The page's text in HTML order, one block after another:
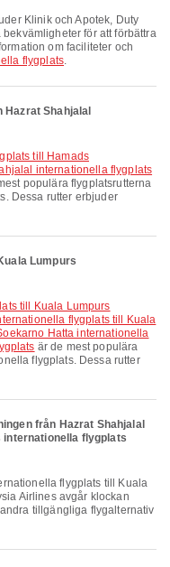
för att förbättra
om faciliteter och
flygplats.
Shahjalal
internationella flygplats
populära flygplatsrutterna
Dessa rutter erbjuder
Lumpurs
flygplats till Kuala
Hatta internationella
är de mest populära
flygplats. Dessa rutter
från Hazrat Shahjalal
flygplats
Airlines avgår klockan
tillgängliga flygalternativ